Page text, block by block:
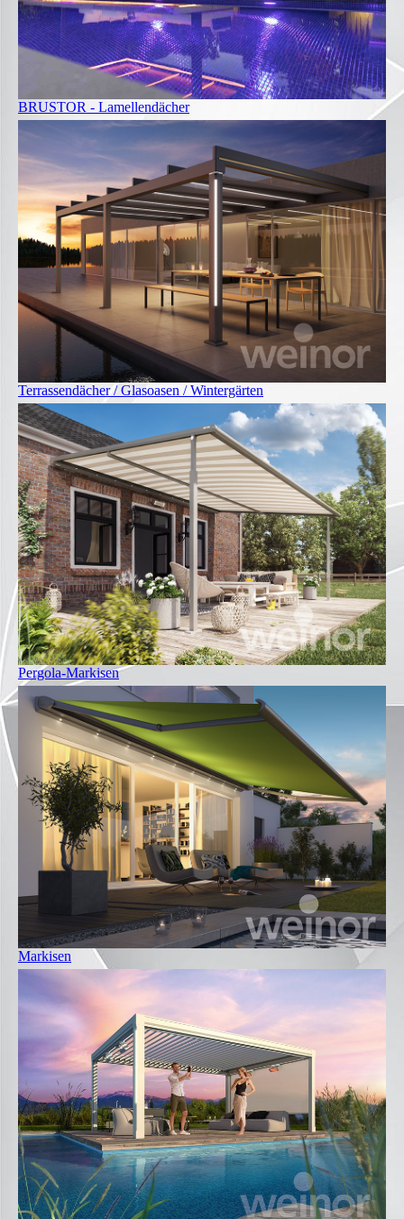
BRUSTOR - Lamellendächer
Terrassendächer / Glasoasen / Wintergärten
Pergola-Markisen
Markisen